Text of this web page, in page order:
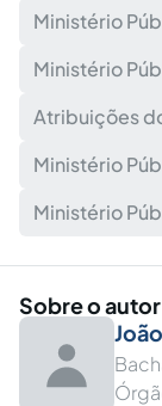
Ministério
Ministério
Atribuições
Ministério
Ministério
Sobre o autor